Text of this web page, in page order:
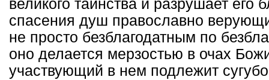
великого таинства и разрушает его
спасения душ православно
не просто безблагодатным по
оно делается мерзостью в очах
участвующий в нем подлежит